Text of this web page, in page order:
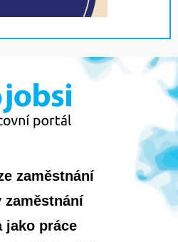
zaměstnání
zaměstnání
jako práce